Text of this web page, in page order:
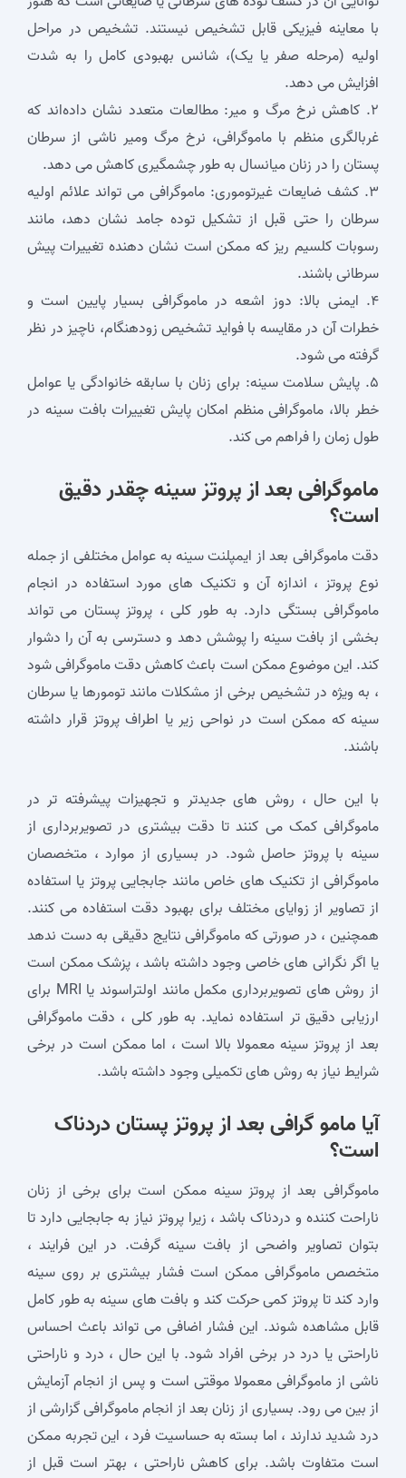
با معاینه فیزیکی قابل تشخیص نیستند. تشخیص در مراحل
اولیه (مرحله صفر یا یک)، شانس بهبودی کامل را به شدت
افزایش می ‌دهد.
۲. کاهش نرخ مرگ ‌و میر: مطالعات متعدد نشان داده‌اند که
غربالگری منظم با ماموگرافی، نرخ مرگ ‌ومیر ناشی از سرطان
پستان را در زنان میانسال به طور چشمگیری کاهش می ‌دهد.
۳. کشف ضایعات غیرتوموری: ماموگرافی می ‌تواند علائم اولیه
سرطان را حتی قبل از تشکیل توده جامد نشان دهد، مانند
رسوبات کلسیم ریز که ممکن است نشان ‌دهنده تغییرات پیش
‌سرطانی باشند.
۴. ایمنی بالا: دوز اشعه در ماموگرافی بسیار پایین است و
خطرات آن در مقایسه با فواید تشخیص زودهنگام، ناچیز در نظر
گرفته می ‌شود.
۵. پایش سلامت سینه: برای زنان با سابقه خانوادگی یا عوامل
خطر بالا، ماموگرافی منظم امکان پایش تغییرات بافت سینه در
طول زمان را فراهم می ‌کند.
ماموگرافی بعد از پروتز سینه چقدر دقیق
است؟
دقت ماموگرافی بعد از ایمپلنت سینه به عوامل مختلفی از جمله
نوع پروتز ، اندازه آن و تکنیک ‌های مورد استفاده در انجام
ماموگرافی بستگی دارد. به طور کلی ، پروتز پستان می ‌تواند
بخشی از بافت سینه را پوشش دهد و دسترسی به آن را دشوار
کند. این موضوع ممکن است باعث کاهش دقت ماموگرافی شود
، به‌ ویژه در تشخیص برخی از مشکلات مانند تومورها یا سرطان
سینه که ممکن است در نواحی زیر یا اطراف پروتز قرار داشته
باشند.
با این حال ، روش ‌های جدیدتر و تجهیزات پیشرفته ‌تر در
ماموگرافی کمک می ‌کنند تا دقت بیشتری در تصویربرداری از
سینه با پروتز حاصل شود. در بسیاری از موارد ، متخصصان
ماموگرافی از تکنیک‌ های خاص مانند جابجایی پروتز یا استفاده
از تصاویر از زوایای مختلف برای بهبود دقت استفاده می‌ کنند.
همچنین ، در صورتی که ماموگرافی نتایج دقیقی به دست ندهد
یا اگر نگرانی‌ های خاصی وجود داشته باشد ، پزشک ممکن است
از روش‌ های تصویربرداری مکمل مانند اولتراسوند یا MRI برای
ارزیابی دقیق‌ تر استفاده نماید. به طور کلی ، دقت ماموگرافی
بعد از پروتز سینه معمولا بالا است ، اما ممکن است در برخی
شرایط نیاز به روش‌ های تکمیلی وجود داشته باشد.
آیا مامو گرافی بعد از پروتز پستان دردناک
است؟
ماموگرافی بعد از پروتز سینه ممکن است برای برخی از زنان
ناراحت‌ کننده و دردناک باشد ، زیرا پروتز نیاز به جابجایی دارد تا
بتوان تصاویر واضحی از بافت سینه گرفت. در این فرایند ،
متخصص ماموگرافی ممکن است فشار بیشتری بر روی سینه
وارد کند تا پروتز کمی حرکت کند و بافت ‌های سینه به ‌طور کامل
قابل مشاهده شوند. این فشار اضافی می ‌تواند باعث احساس
ناراحتی یا درد در برخی افراد شود. با این حال ، درد و ناراحتی
ناشی از ماموگرافی معمولا موقتی است و پس از انجام آزمایش
از بین می ‌رود. بسیاری از زنان بعد از انجام ماموگرافی گزارشی از
درد شدید ندارند ، اما بسته به حساسیت فرد ، این تجربه ممکن
است متفاوت باشد. برای کاهش ناراحتی ، بهتر است قبل از